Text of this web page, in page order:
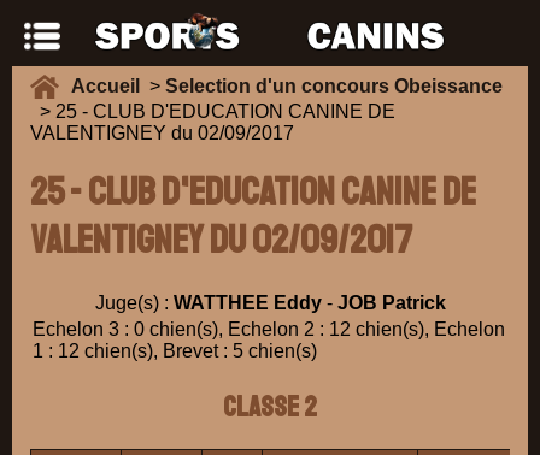
Accueil > Selection d'un concours Obeissance
> 25 - CLUB D'EDUCATION CANINE DE
VALENTIGNEY du 02/09/2017
25 - CLUB D'EDUCATION CANINE DE
VALENTIGNEY du 02/09/2017
Juge(s) : WATTHEE Eddy- JOB Patrick
Echelon 3 : 0 chien(s), Echelon 2 : 12 chien(s), Echelon
1 : 12 chien(s), Brevet : 5 chien(s)
Classe 2